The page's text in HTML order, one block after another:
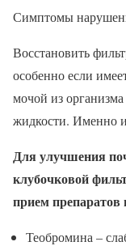
Симптомы
Восстановить
особенно если
мочой из
жидкости. Именно
Для улучшения
клубочковой
прием препаратов
Теобромина –